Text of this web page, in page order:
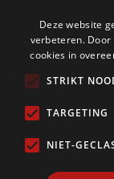
Beveiliging in
Beveiliging in
Beveiliging in
Deze website
verbeteren.
cookies in
STRIKT
TARGETING
NIET-